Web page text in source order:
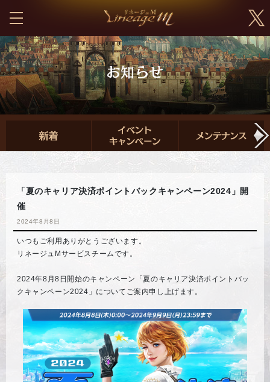
「夏のキャリア決済ポイントバックキャンペーン2024」開
催
2024年8月8日
いつもご利用ありがとうございます。
リネージュMサービスチームです。
2024年8月8日開始のキャンペーン「夏のキャリア決済ポイントバッ
クキャンペーン2024」についてご案内申し上げます。